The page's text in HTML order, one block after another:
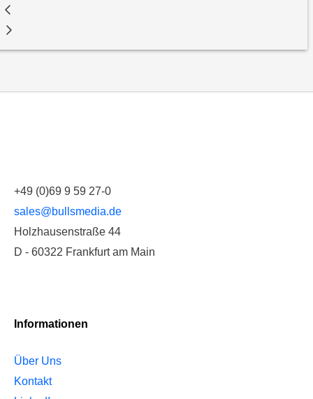
+49 (0)69 9 59 27-0
sales@bullsmedia.de
Holzhausenstraße 44
D - 60322 Frankfurt am Main
Informationen
Über Uns
Kontakt